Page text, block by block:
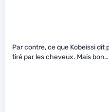
Par contre, ce que Kobeissi dit
tiré par les cheveux. Mais bon…